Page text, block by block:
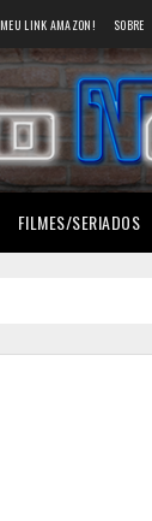
MEU LINK AMAZON! SOBRE
FILMES/SERIADOS